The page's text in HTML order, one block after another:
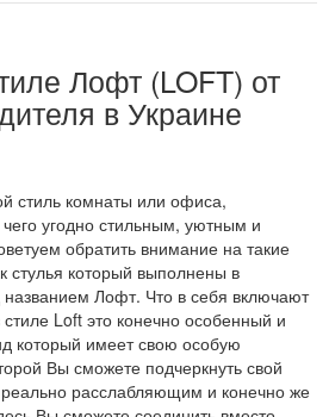
Лофт (LOFT) от
в Украине
стиль комнаты или офиса,
угодно стильным, уютным и
обратить внимание на такие
стулья который выполнены в
Лофт. Что в себя включают
Loft это конечно особенный и
который имеет свою особую
Вы сможете подчеркнуть свой
реально расслабляющим и конечно же